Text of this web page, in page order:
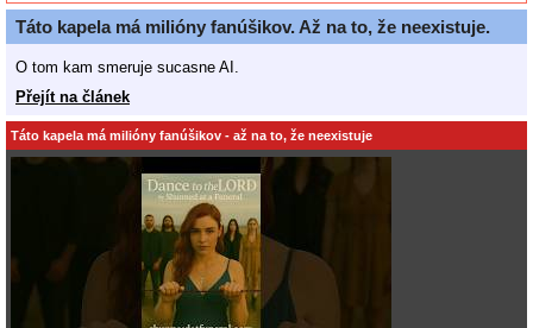
Táto kapela má milióny fanúšikov. Až na to, že neexistuje.
O tom kam smeruje sucasne AI.
Přejít na článek
Táto kapela má milióny fanúšikov - až na to, že neexistuje